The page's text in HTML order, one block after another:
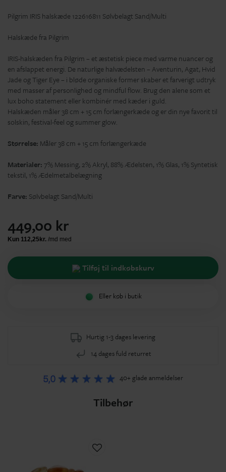
Pilgrim IRIS halskæde 122616811 Sølvbelagt Sand/Multi
Halskæde fra Pilgrim
IRIS-halskæden fra Pilgrim – et æstetisk piece med varme nuancer og
en afslappet energi. De naturlige halvædelsten – Aventurin, Agat, Hvid
Jade og Tiger Eye – i bløde organiske former skaber et farverigt udtryk
med masser af personlighed og mindful flow. Brug den alene som et
lux boho statement eller kombinér med kæder i guld.
Halskæden måler 38 cm + 15 cm forlængerkæde og er din nye favorit til
solskin, festival-feel og summer glow.
Størrelse: Måler 38 cm + 15 cm forlængerkæde
Materialer:7% Messing, 2% Akryl, 88% Ædelsten, 1% Glas, 1% Syntetisk
tekstil, 1% Ædelmetalbelægning
Farve: Sølvbelagt Sand/Multi
449,00 kr
Tilføj til indkøbskurv
Eller køb i butik
Hurtig 1-3 dages levering
14 dages fuld returret
40+ glade anmeldelser
Tilbehør